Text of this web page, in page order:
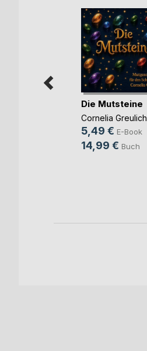
Die Mutsteine
Cornelia Greulich
5,49 € E-Book
14,99 € Buch